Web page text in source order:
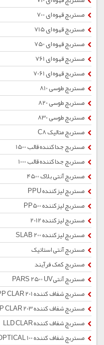
مستربچ قهوه ای 700
مستربچ قهوه ای 715
مستربچ قهوه ای 750
مستربچ قهوه ای 761
مستربچ قهوه ای 7061
مستربچ طوسی 810
مستربچ طوسی 820
مستربچ طوسی 830
مستربچ متالیک C8
مستربچ جداکننده قالب 1500
مستربچ جداکننده قالب 1000
مستربچ آنتی بلاک 4500
مستربچ لیزکننده PPU
مستربچ لیزکننده PP500
مستربچ لیزکننده 2012
مستربچ لیزکننده SLAB 200
مستربچ آنتی استاتیک
مستربچ کمک فرآیند
مستربچ آنتیPARS 2500 UV
مستربچ شفاف کننده PP CLAR 201
مستربچ شفاف کننده PP CLAR 203
مستربچ شفاف کننده LLD CLAR
مستربچ شفاف کننده OPTICAL 100